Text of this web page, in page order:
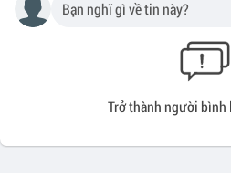
Trở thành người bình